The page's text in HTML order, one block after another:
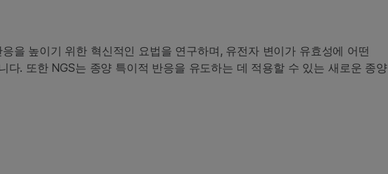
을 높이기 위한 혁신적인 요법을 연구하며, 유전자 변이가 유효성에 어떤
. 또한 NGS는 종양 특이적 반응을 유도하는 데 적용할 수 있는 새로운 종양